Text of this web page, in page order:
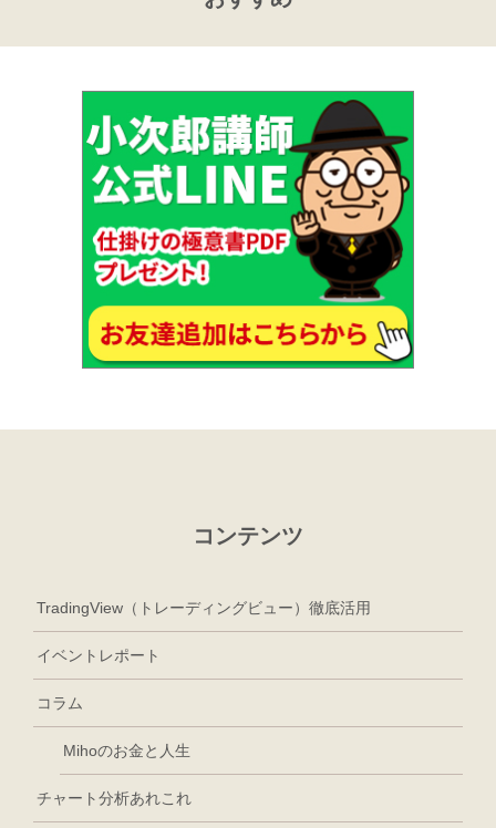
コンテンツ
TradingView（トレーディングビュー）徹底活用
イベントレポート
コラム
Mihoのお金と人生
チャート分析あれこれ